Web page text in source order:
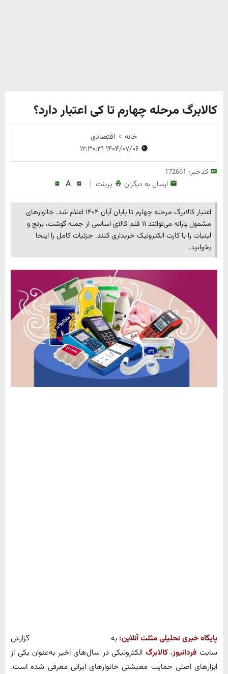
کالابرگ مرحله چهارم تا کی اعتبار دارد؟
خانه
اقتصادی
۱۴۰۴/۰۷/۰۶ ۱۲:۳۰:۳۱
کدخبر: 172661
ارسال به دیگران پرینت |
A
اعتبار کالابرگ مرحله چهارم تا پایان آبان ۱۴۰۴ اعلام شد. خانوارهای
مشمول یارانه می‌توانند ۱۱ قلم کالای اساسی از جمله گوشت، برنج و
لبنیات را با کارت الکترونیک خریداری کنند. جزئیات کامل را اینجا
بخوانید.
پایگاه خبری تحلیلی مثلث آنلاین: به گزارش
سایت فردانیوز، کالابرگ الکترونیکی در سال‌های اخیر به‌عنوان یکی از
ابزارهای اصلی حمایت معیشتی خانوارهای ایرانی معرفی شده است.